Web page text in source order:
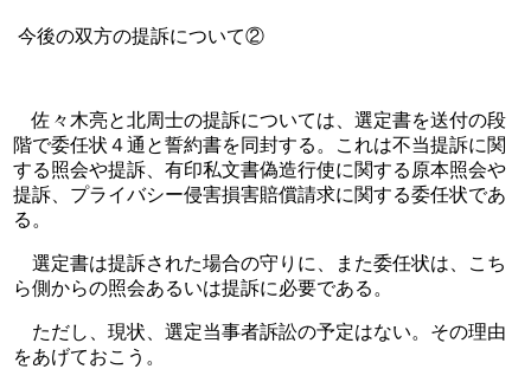
今後の双方の提訴について②
佐々木亮と北周士の提訴については、選定書を送付の段
階で委任状４通と誓約書を同封する。これは不当提訴に関
する照会や提訴、有印私文書偽造行使に関する原本照会や
提訴、プライバシー侵害損害賠償請求に関する委任状であ
る。
選定書は提訴された場合の守りに、また委任状は、こち
ら側からの照会あるいは提訴に必要である。
ただし、現状、選定当事者訴訟の予定はない。その理由
をあげておこう。